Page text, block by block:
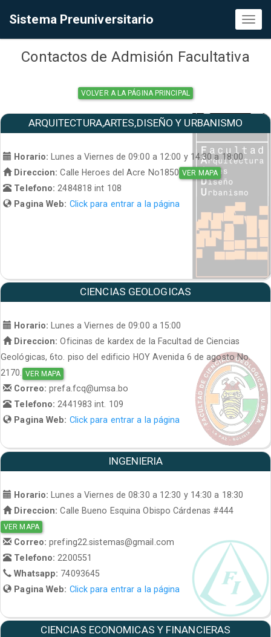
Sistema Preuniversitario
Contactos de Admisión Facultativa
VOLVER A LA PÁGINA PRINCIPAL
ARQUITECTURA,ARTES,DISEÑO Y URBANISMO
Horario:
Lunes a Viernes de 09:00 a 12:00 y 14:30 a 18:00
Direccion: Calle Heroes del Acre No1850 VER MAPA
Telefono: 2484818 int 108
Pagina Web: Click para entrar a la página
CIENCIAS GEOLOGICAS
Horario: Lunes a Viernes de 09:00 a 15:00
Direccion: Oficinas de kardex de la Facultad de Ciencias
Geológicas, 6to. piso del edificio HOY Avenida 6 de agosto No.
2170. VER MAPA
Correo:prefa.fcq@umsa.bo
Telefono:2441983 int. 109
Pagina Web: Click para entrar a la página
INGENIERIA
Horario:
Lunes a Viernes de 08:30 a 12:30 y 14:30 a 18:30
Direccion: Calle Bueno Esquina Obispo Cárdenas #444
VER MAPA
Correo:prefing22.sistemas@gmail.com
Telefono: 2200551
Whatsapp: 74093645
Pagina Web: Click para entrar a la página
CIENCIAS ECONOMICAS Y FINANCIERAS